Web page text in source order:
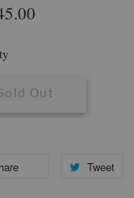
Out
Tweet